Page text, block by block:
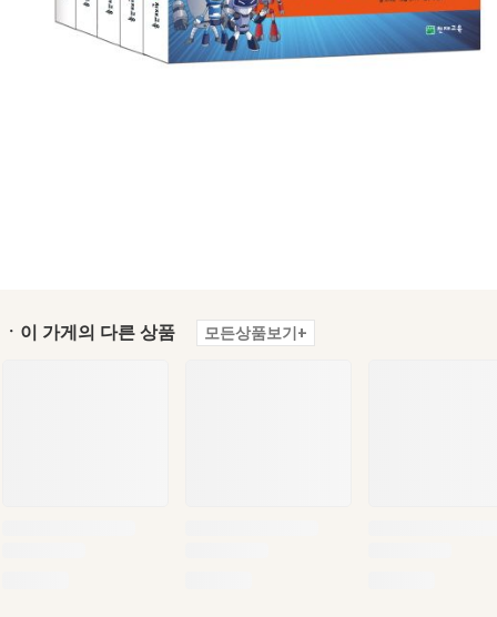
ㆍ이 가게의 다른 상품 모든상품보기+